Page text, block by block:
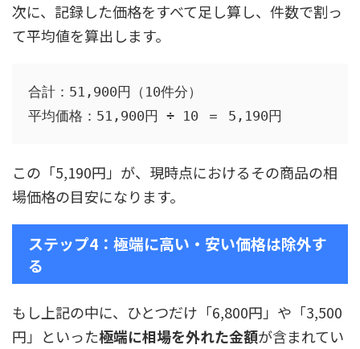
次に、記録した価格をすべて足し算し、件数で割っ
て平均値を算出します。
合計：51,900円（10件分）
この「5,190円」が、現時点におけるその商品の相
場価格の目安になります。
ステップ4：極端に高い・安い価格は除外す
る
もし上記の中に、ひとつだけ「6,800円」や「3,500
円」といった極端に相場を外れた金額が含まれてい